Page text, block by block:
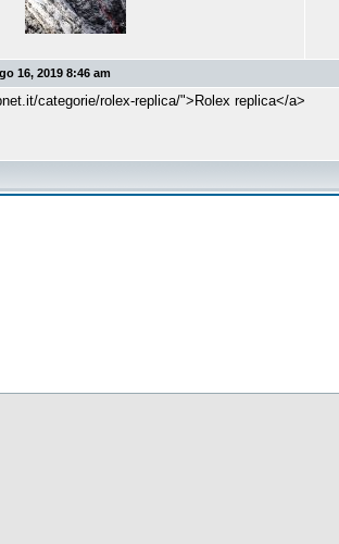
16, 2019 8:46 am
categorie/rolex-replica/">Rolex replica</a>